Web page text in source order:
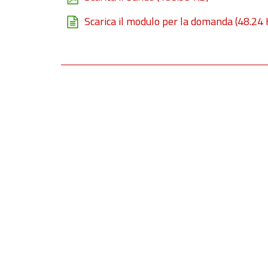
Scarica il modulo per la domanda(48.24